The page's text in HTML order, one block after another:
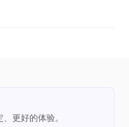
更好的体验。